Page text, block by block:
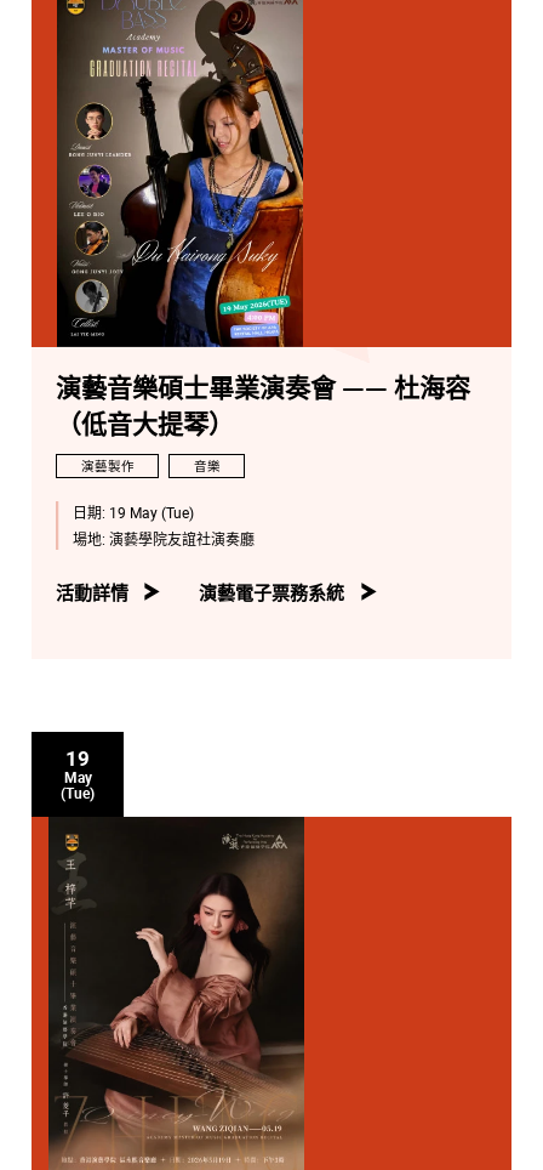
演藝音樂碩士畢業演奏會 —— 杜海容
（低音大提琴）
演藝製作 音樂
日期: 19 May (Tue)
場地: 演藝學院友誼社演奏廳
活動詳情 演藝電子票務系統
19
May
(Tue)